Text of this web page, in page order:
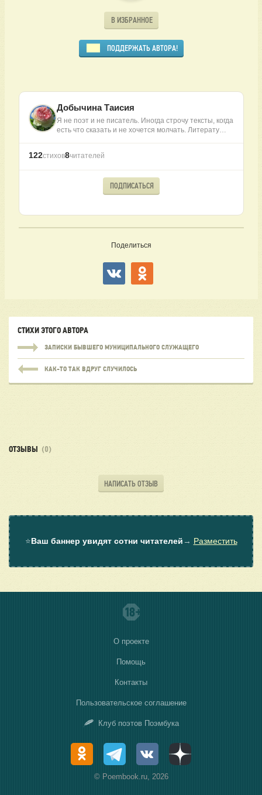
В ИЗБРАННОЕ
ПОДДЕРЖАТЬ АВТОРА!
Добычина Таисия
Я не поэт и не писатель. Иногда строчу тексты, когда
есть что сказать и не хочется молчать. Литерату…
122стихов8читателей
ПОДПИСАТЬСЯ
Поделиться
СТИХИ ЭТОГО АВТОРА
ЗАПИСКИ БЫВШЕГО МУНИЦИПАЛЬНОГО СЛУЖАЩЕГО
КАК-ТО ТАК ВДРУГ СЛУЧИЛОСЬ
ОТЗЫВЫ (0)
НАПИСАТЬ ОТЗЫВ
⭐Ваш баннер увидят сотни читателей → Разместить
О проекте
Помощь
Контакты
Пользовательское соглашение
Клуб поэтов Поэмбука
© Poembook.ru, 2026